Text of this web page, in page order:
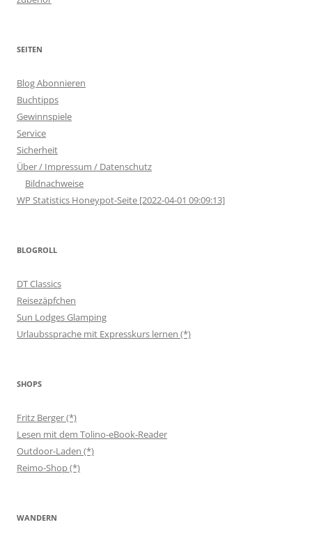
SEITEN
Blog Abonnieren
Buchtipps
Gewinnspiele
Service
Sicherheit
Über / Impressum / Datenschutz
Bildnachweise
WP Statistics Honeypot-Seite [2022-04-01 09:09:13]
BLOGROLL
DT Classics
Reisezäpfchen
Sun Lodges Glamping
Urlaubssprache mit Expresskurs lernen (*)
SHOPS
Fritz Berger (*)
Lesen mit dem Tolino-eBook-Reader
Outdoor-Laden (*)
Reimo-Shop (*)
WANDERN